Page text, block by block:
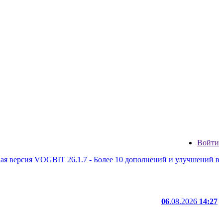
Войти
VOGBIT 26.1.7 - Более 10 дополнений и улучшений в
06.08.2026 14:27